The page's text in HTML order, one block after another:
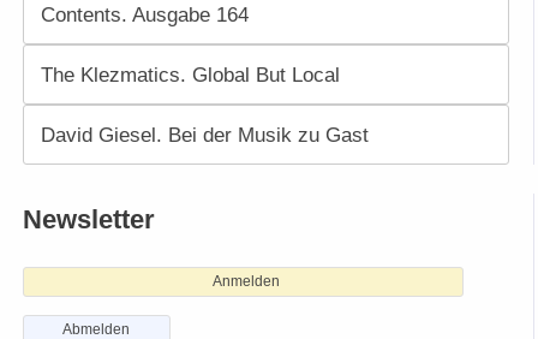
Contents. Ausgabe 164
The Klezmatics. Global But Local
David Giesel. Bei der Musik zu Gast
Newsletter
Anmelden
Abmelden